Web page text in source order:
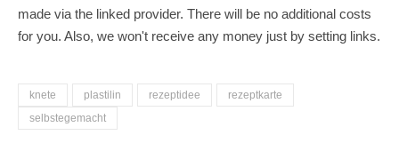
made via the linked provider. There will be no additional costs
for you. Also, we won't receive any money just by setting links.
knete plastilin rezeptidee
rezeptkarte
selbstegemacht